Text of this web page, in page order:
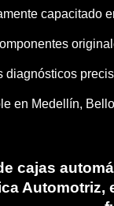
capacitado
diagnósticos
en Medellín,
cajas